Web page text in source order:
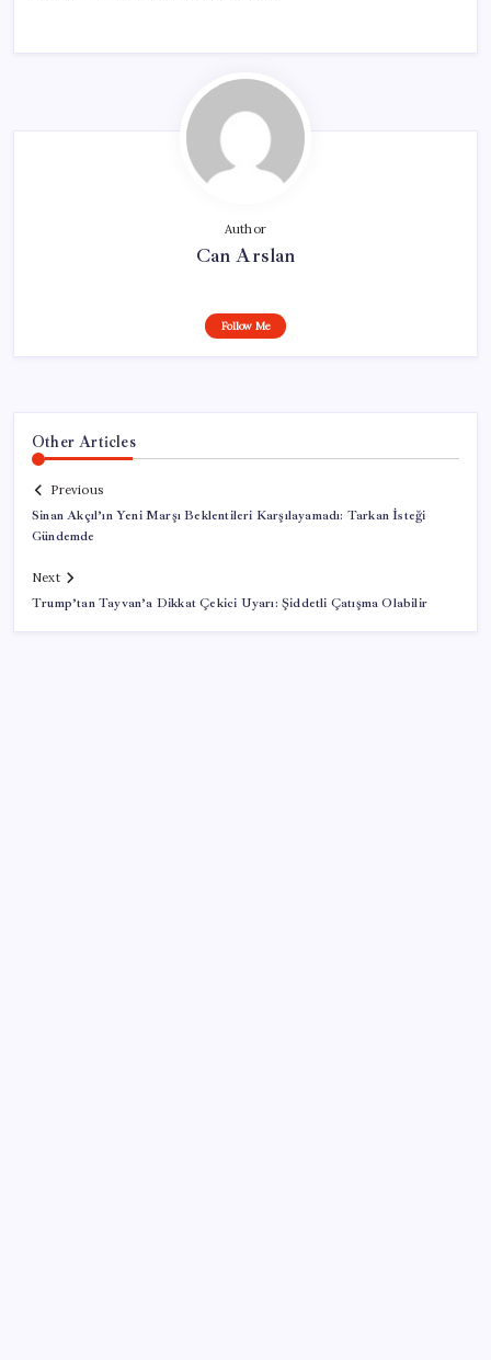
Author
Can Arslan
Follow Me
Other Articles
Previous
Sinan Akçıl’ın Yeni Marşı Beklentileri Karşılayamadı: Tarkan İsteği
Gündemde
Next
Trump’tan Tayvan’a Dikkat Çekici Uyarı: Şiddetli Çatışma Olabilir